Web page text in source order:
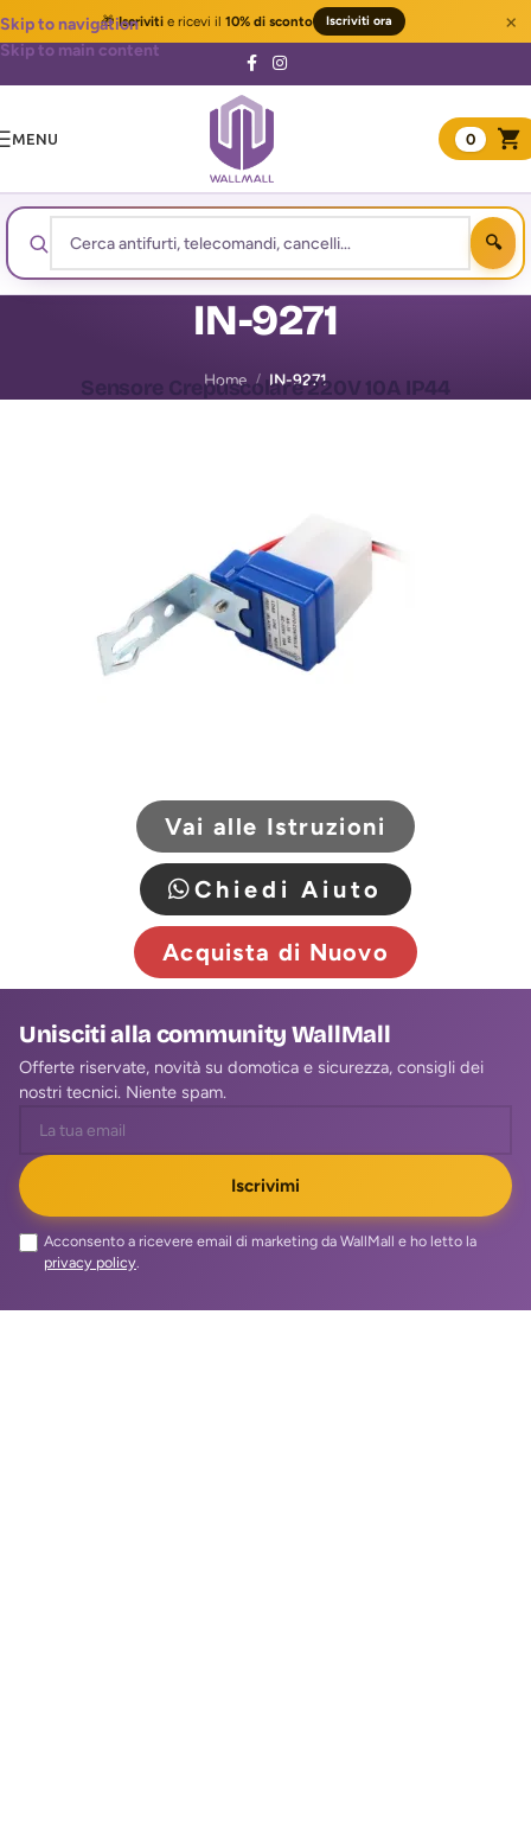
🎁Iscrivitie ricevi il 10% di sconto Iscriviti ora ×
Skip to navigation
Skip to main content
MENU 0
IN-9271
Home / IN-9271
Sensore Crepuscolare 220V 10A IP44
Vai alle Istruzioni
Chiedi Aiuto
Acquista di Nuovo
Unisciti alla community WallMall
Offerte riservate, novità su domotica e sicurezza, consigli dei
nostri tecnici. Niente spam.
Iscrivimi
Acconsento a ricevere email di marketing da WallMall e ho letto la
privacy policy.